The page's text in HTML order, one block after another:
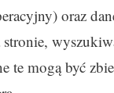
oraz
te mogą być